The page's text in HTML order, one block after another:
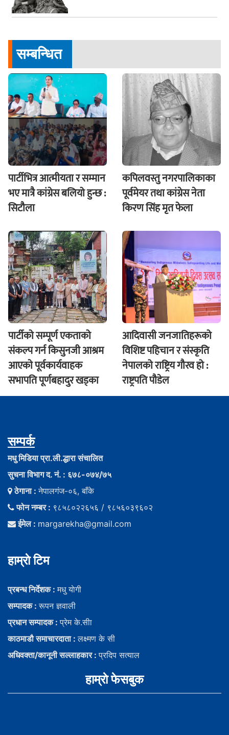
सम्बन्धित
पार्टीभित्र आत्मीयता र सम्मान
भए मात्रै कांग्रेस बलियो हुन्छ :
सिटौला
कपिलवस्तु नगरपालिकाका
पूर्वमेयर तथा कांग्रेस नेता
किरण सिंह मृत फेला
पार्टीको सम्पूर्ण एकताको
संकल्प गर्न किसुनजी आश्रम
आएकाे पूर्वकार्यवाहक
सभापति पूर्णबहादुर खड्का
आदिवासी जनजातिहरूको
विशिष्ट पहिचान र संस्कृति
नेपालको राष्ट्रिय गौरव हो :
राष्ट्रपति पौडेल
सम्पर्क
मधु मिडिया प्रा.ली.द्धारा संचालित
सुचना विभाग द. नं. : ६७८-०७४/७५
ठेगाना :नेपालगंज-०६, बाँके
फोन नम्बर : ९८५८०२२६५६ / ९८५६०३९६०२
ईमेल : margarekha@gmail.com
हाम्राे टिम
प्रबन्ध निर्देशक :मधु याेगी
सम्पादक :रूपन ज्ञवाली
प्रधान सम्पादक :प्रेम के.सीा
काठमाडौ समाचारदाता :लक्ष्मण के सी
अधिवक्ता/कानूनी सल्लाहकार :प्रदिप सत्याल
हाम्राे फेसबुक